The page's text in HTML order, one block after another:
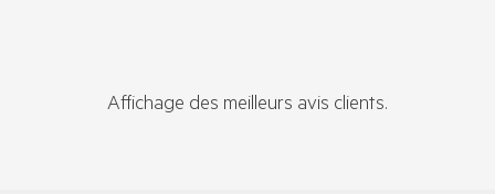
Affichage des meilleurs avis clients.